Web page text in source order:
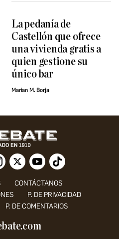
La pedanía de
Castellón que ofrece
una vivienda gratis a
quien gestione su
único bar
Marian M. Borja
CONTÁCTANOS
P. DE PRIVACIDAD
P. DE COMENTARIOS